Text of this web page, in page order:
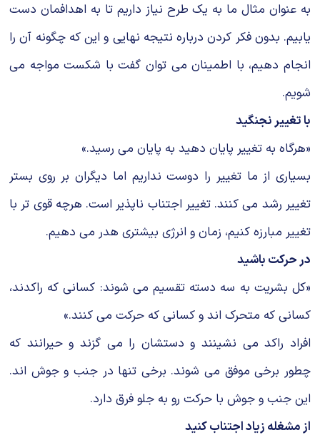
به عنوان مثال ما به یک طرح نیاز داریم تا به اهدافمان دست
یابیم. بدون فکر کردن درباره نتیجه نهایی و این که چگونه آن را
انجام دهیم، با اطمینان می توان گفت با شکست مواجه می
شویم.
با تغییر نجنگید
«هرگاه به تغییر پایان دهید به پایان می رسید.»
بسیاری از ما تغییر را دوست نداریم اما دیگران بر روی بستر
تغییر رشد می کنند. تغییر اجتناب ناپذیر است. هرچه قوی تر با
تغییر مبارزه کنیم، زمان و انرژی بیشتری هدر می دهیم.
در حرکت باشید
«کل بشریت به سه دسته تقسیم می شوند: کسانی که راکدند،
کسانی که متحرک اند و کسانی که حرکت می کنند.»
افراد راکد می نشینند و دستشان را می گزند و حیرانند که
چطور برخی موفق می شوند. برخی تنها در جنب و جوش اند.
این جنب و جوش با حرکت رو به جلو فرق دارد.
از مشغله زیاد اجتناب کنید